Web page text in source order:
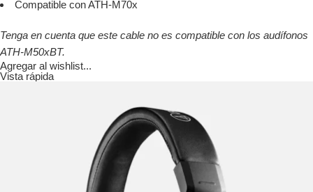
Compatible con ATH-M70x
Tenga en cuenta que este cable no es compatible con los audífonos
ATH-M50xBT.
Agregar al wishlist...
Vista rápida